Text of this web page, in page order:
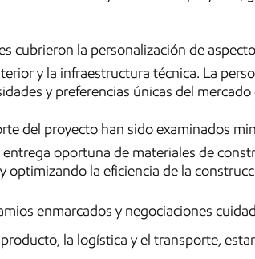
cubrieron la personalización de
y la infraestructura técnica. La
y preferencias únicas del mercado
del proyecto han sido examinados
oportuna de materiales de
la eficiencia de la
enmarcados y negociaciones
la logística y el transporte,